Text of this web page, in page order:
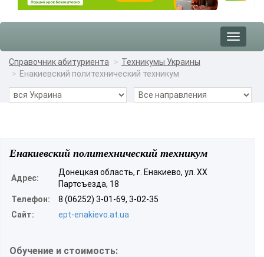
Toggle
Справочник абитуриента
Техникумы Украины
Енакиевский политехнический техникум
Енакиевский политехнический техникум
Адрес:
Донецкая область, г. Енакиево, ул. ХХ
Партсъезда, 18
Телефон:
8 (06252) 3-01-69, 3-02-35
Сайт:
ept-enakievo.at.ua
Обучение и стоимость: